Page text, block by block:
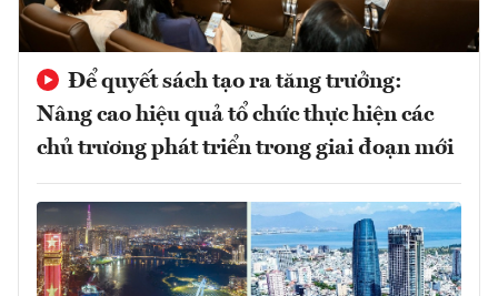
Để quyết sách tạo ra tăng trưởng:
Nâng cao hiệu quả tổ chức thực hiện các
chủ trương phát triển trong giai đoạn mới